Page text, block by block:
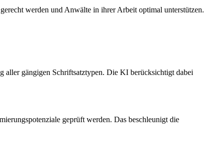
werden und Anwälte in ihrer Arbeit optimal unterstützen.
aller gängigen Schriftsatztypen. Die KI berücksichtigt dabei
geprüft werden. Das beschleunigt die